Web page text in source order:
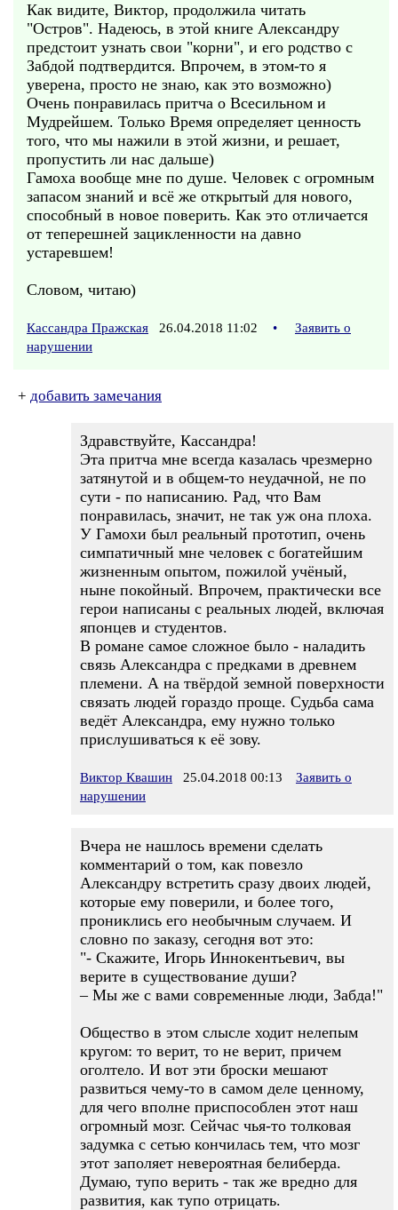
Как видите, Виктор, продолжила читать
"Остров". Надеюсь, в этой книге Александру
предстоит узнать свои "корни", и его родство с
Забдой подтвердится. Впрочем, в этом-то я
уверена, просто не знаю, как это возможно)
Очень понравилась притча о Всесильном и
Мудрейшем. Только Время определяет ценность
того, что мы нажили в этой жизни, и решает,
пропустить ли нас дальше)
Гамоха вообще мне по душе. Человек с огромным
запасом знаний и всё же открытый для нового,
способный в новое поверить. Как это отличается
от теперешней зацикленности на давно
устаревшем!
Словом, читаю)
Кассандра Пражская 26.04.2018 11:02 •
Заявить о
нарушении
+ добавить замечания
Здравствуйте, Кассандра!
Эта притча мне всегда казалась чрезмерно
затянутой и в общем-то неудачной, не по
сути - по написанию. Рад, что Вам
понравилась, значит, не так уж она плоха.
У Гамохи был реальный прототип, очень
симпатичный мне человек с богатейшим
жизненным опытом, пожилой учёный,
ныне покойный. Впрочем, практически все
герои написаны с реальных людей, включая
японцев и студентов.
В романе самое сложное было - наладить
связь Александра с предками в древнем
племени. А на твёрдой земной поверхности
связать людей гораздо проще. Судьба сама
ведёт Александра, ему нужно только
прислушиваться к её зову.
Виктор Квашин 25.04.2018 00:13
Заявить о
нарушении
Вчера не нашлось времени сделать
комментарий о том, как повезло
Александру встретить сразу двоих людей,
которые ему поверили, и более того,
прониклись его необычным случаем. И
словно по заказу, сегодня вот это:
"- Скажите, Игорь Иннокентьевич, вы
верите в существование души?
– Мы же с вами современные люди, Забда!"
Общество в этом слысле ходит нелепым
кругом: то верит, то не верит, причем
оголтело. И вот эти броски мешают
развиться чему-то в самом деле ценному,
для чего вполне приспособлен этот наш
огромный мозг. Сейчас чья-то толковая
задумка с сетью кончилась тем, что мозг
этот заполяет невероятная белиберда.
Думаю, тупо верить - так же вредно для
развития, как тупо отрицать.